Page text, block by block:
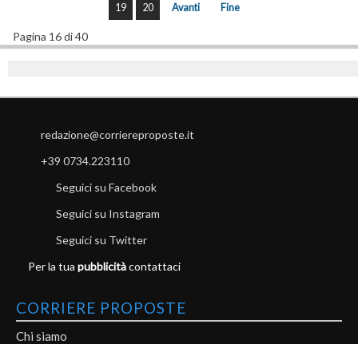
19
20 Avanti Fine
Pagina 16 di 40
redazione@corriereproposte.it
+39 0734.223110
Seguici su Facebook
Seguici su Instagram
Seguici su Twitter
Per la tua pubblicitàcontattaci
CORRIERE PROPOSTE
Chi siamo